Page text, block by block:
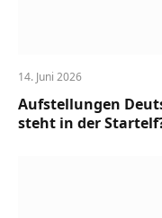
14. Juni 2026
Aufstellungen
steht in der